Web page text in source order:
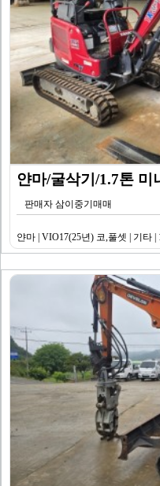
얀마/굴삭기/1.7톤
판매자 삼이중기매매
얀마 | VIO17(25년) 코,풀셋 | 기타 |